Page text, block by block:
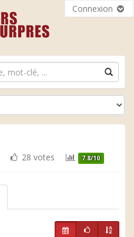
Connexion
28 votes 7.8/10